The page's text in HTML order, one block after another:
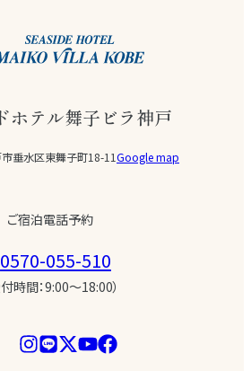
ホテル舞子ビラ神戸
垂水区東舞子町18-11Google map
ご宿泊電話予約
0570-055-510
付時間：9:00〜18:00）